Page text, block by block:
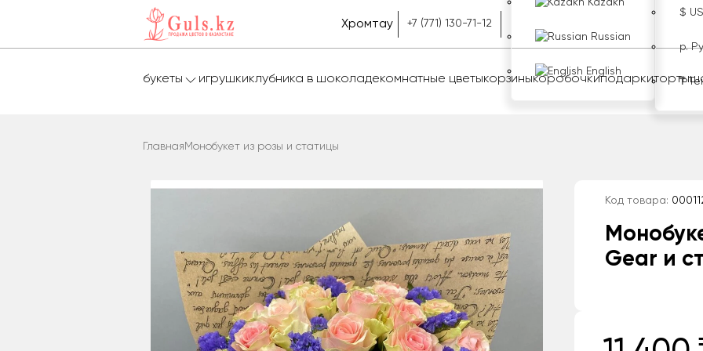
Хромтау +7 (771) 130-71-12
Kazakh
Russian
English
$
р.
₸
букеты игрушкиклубника в шоколадекомнатные цветыкорзиныкоробочкиподаркиторты
Главная Монобукет из розы и статицы
Код товара:
Gear и